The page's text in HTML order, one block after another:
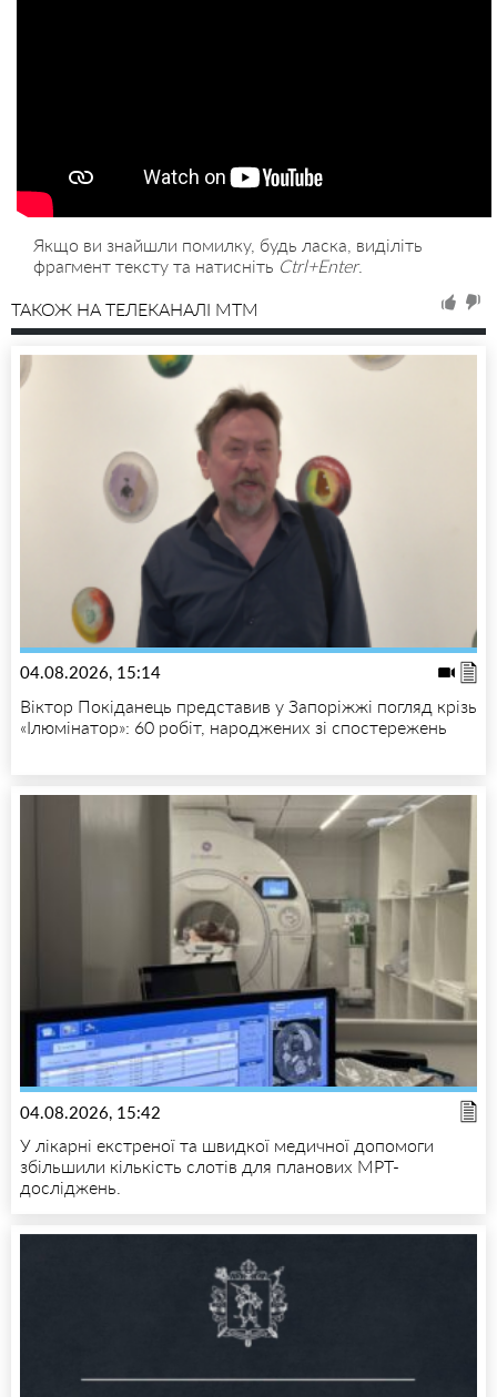
Якщо ви знайшли помилку, будь ласка, виділіть
фрагмент тексту та натисніть Ctrl+Enter.
ТАКОЖ НА ТЕЛЕКАНАЛІ MTM
04.08.2026, 15:14
Віктор Покіданець представив у Запоріжжі погляд крізь
«Ілюмінатор»: 60 робіт, народжених зі спостережень
04.08.2026, 15:42
У лікарні екстреної та швидкої медичної допомоги
збільшили кількість слотів для планових МРТ-
досліджень.